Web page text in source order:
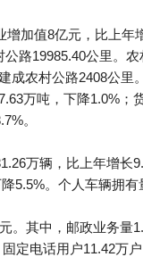
加值8亿元，比上年
路19985.40公里。
成农村公路2408公
万吨，下降1.0%
。
万辆，比上年增长
5.5%。个人车辆拥有
。其中，邮政业务量
定电话用户11.42万